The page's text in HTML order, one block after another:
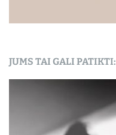
JUMS TAI GALI PATIKTI: